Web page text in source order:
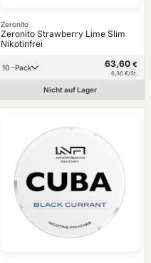
Zeronito
Zeronito Strawberry Lime Slim
Nikotinfrei
10 -Pack 63,60 €
6,36 €/St.
Nicht auf Lager